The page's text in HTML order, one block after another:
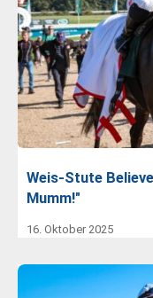
Weis-Stute
Mumm!"
16. Oktober 2025